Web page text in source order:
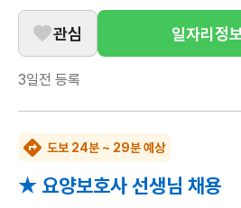
관심 일자리정
3일전 등록
도보 24분 ~ 29분 예상
★ 요양보호사 선생님 채용